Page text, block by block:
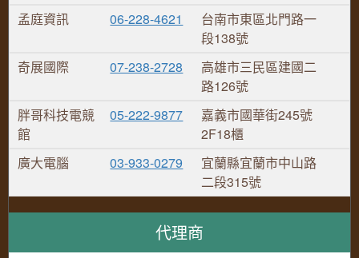
孟庭資訊
06-228-4621
台南市東區北門路一
段138號
奇展國際
07-238-2728
高雄市三民區建國二
路126號
胖哥科技電競
館
05-222-9877
嘉義市國華街245號
2F18櫃
廣大電腦
03-933-0279
宜蘭縣宜蘭市中山路
二段315號
代理商